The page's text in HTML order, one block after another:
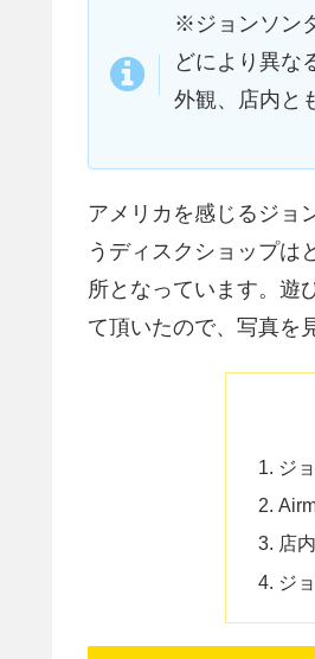
※ジョンソン
どにより異な
外観、店内と
アメリカを感じるジョ
うディスクショップは
所となっています。遊
て頂いたので、写真を
ジ
店
ジ